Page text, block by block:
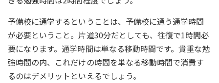
予備校に通学するということは、予備校に通う通学時間
が必要ということ。片道30分だとしても、往復で1時間必
要になります。通学時間は単なる移動時間です。貴重な勉
強時間の内、これだけの時間を単なる移動時間で消費す
るのはデメリットといえるでしょう。